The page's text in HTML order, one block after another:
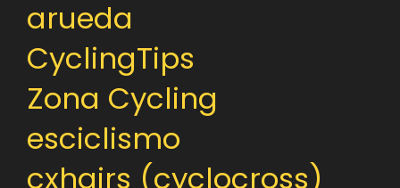
arueda
CyclingTips
Zona Cycling
esciclismo
cxhairs (cyclocross)